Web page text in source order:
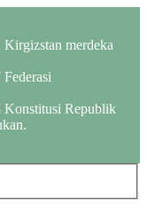
merdeka
Konstitusi Republik